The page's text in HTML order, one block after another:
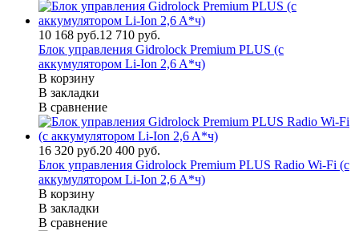
10 168 руб.12 710 руб.
Блок управления Gidrolock Premium PLUS (с
аккумулятором Li-Ion 2,6 A*ч)
В корзину
В закладки
В сравнение
16 320 руб.20 400 руб.
Блок управления Gidrolock Premium PLUS Radio Wi-Fi (с
аккумулятором Li-Ion 2,6 A*ч)
В корзину
В закладки
В сравнение